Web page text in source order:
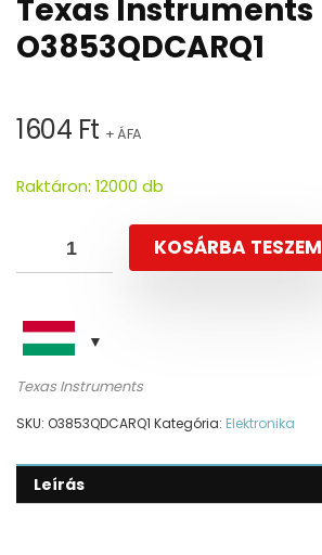
Texas Instruments
O3853QDCARQ1
1604 Ft + ÁFA
Raktáron: 12000 db
KOSÁRBA TESZEM
Texas Instruments
SKU: O3853QDCARQ1 Kategória: Elektronika
Leírás